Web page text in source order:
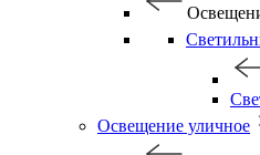
Освещение уличное